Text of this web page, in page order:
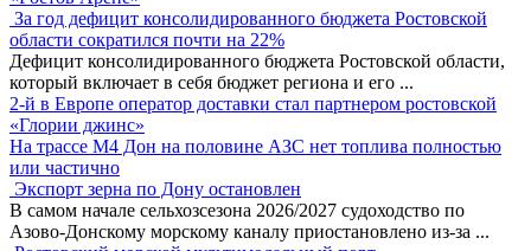
За год дефицит консолидированного бюджета Ростовской
области сократился почти на 22%
Дефицит консолидированного бюджета Ростовской области,
который включает в себя бюджет региона и его ...
2-й в Европе оператор доставки стал партнером ростовской
«Глории джинс»
На трассе М4 Дон на половине АЗС нет топлива полностью
или частично
Экспорт зерна по Дону остановлен
В самом начале сельхозсезона 2026/2027 судоходство по
Азово-Донскому морскому каналу приостановлено из-за ...